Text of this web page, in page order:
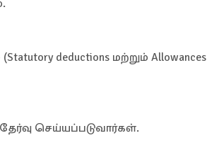
deductions மற்றும் Allowances
செய்யப்படுவார்கள்.